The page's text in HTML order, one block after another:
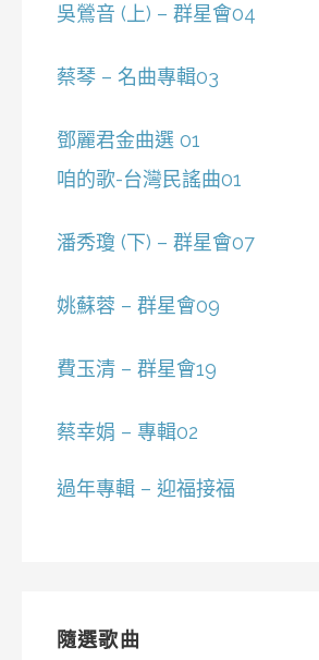
吳鶯音 (上) – 群星會04
蔡琴 – 名曲專輯03
鄧麗君金曲選 01
咱的歌-台灣民謠曲01
潘秀瓊 (下) – 群星會07
姚蘇蓉 – 群星會09
費玉清 – 群星會19
蔡幸娟 – 專輯02
過年專輯 – 迎福接福
隨選歌曲